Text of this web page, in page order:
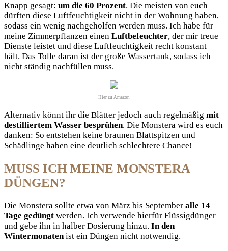
Knapp gesagt: um die 60 Prozent. Die meisten von euch
dürften diese Luftfeuchtigkeit nicht in der Wohnung haben,
sodass ein wenig nachgeholfen werden muss. Ich habe für
meine Zimmerpflanzen einen Luftbefeuchter, der mir treue
Dienste leistet und diese Luftfeuchtigkeit recht konstant
hält. Das Tolle daran ist der große Wassertank, sodass ich
nicht ständig nachfüllen muss.
Hier zu Amazon
Alternativ könnt ihr die Blätter jedoch auch regelmäßig mit
destilliertem Wasser besprühen. Die Monstera wird es euch
danken: So entstehen keine braunen Blattspitzen und
Schädlinge haben eine deutlich schlechtere Chance!
MUSS ICH MEINE MONSTERA
DÜNGEN?
Die Monstera sollte etwa von März bis September alle 14
Tage gedüngt werden. Ich verwende hierfür Flüssigdünger
und gebe ihn in halber Dosierung hinzu. In den
Wintermonaten ist ein Düngen nicht notwendig.